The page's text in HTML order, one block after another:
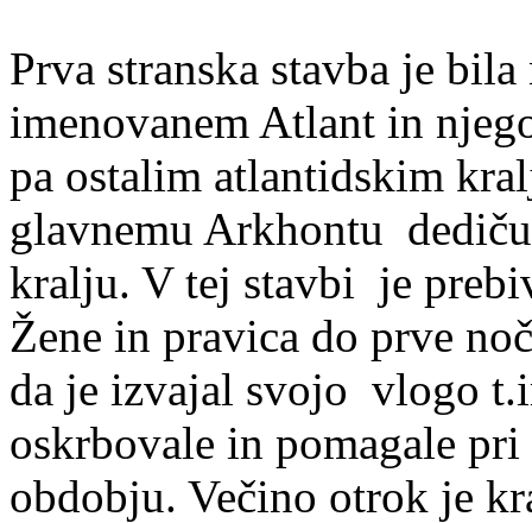
Prva stranska stavba je
imenovanem Atlant in
pa ostalim atlantidskim
glavnemu Arkhontu
kralju. V tej stavbi je
Žene in pravica do prve
da je izvajal svojo vlogo
oskrbovale in pomagale
obdobju. Večino otrok je